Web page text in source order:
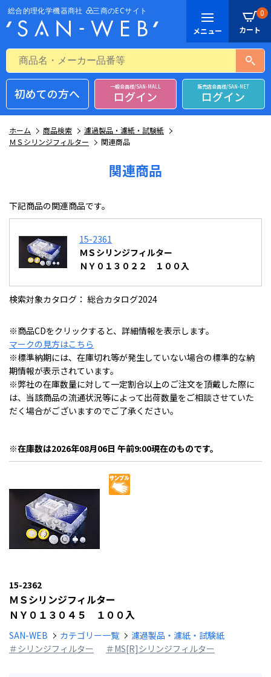
0
初めての方へ 一般会員様/SAN-MALL
ログイン
販売店会員様/SAN-NET
ログイン
ホーム 商品検索
濾過製品・濾紙・試験紙
ＭＳシリンジフィルター
関連商品
関連商品
下記商品の関連商品です。
15-2361
ＭＳシリンジフィルター
ＮＹ０１３０２２ １００入
検索対象カタログ： 総合カタログ2024
※商品CDをクリックすると、詳細情報を表示します。
マークの見方はこちら
※標準納期には、在庫切れ等が発生していない場合の標準的な納
期情報が表示されています。
※弊社の在庫数量に対して一定割合以上のご注文を頂戴した際に
は、当該商品の流通状況等によって出荷数量をご相談させていた
だく場合がございますのでご了承ください。
※在庫数は2026年08月06日 午前9:00現在のものです。
15-2362
ＭＳシリンジフィルター
ＮＹ０１３０４５ １００入
SAN-WEB カテゴリー一覧
濾過製品・濾紙・試験紙
＃シリンジフィルター
＃MS[R]シリンジフィルター